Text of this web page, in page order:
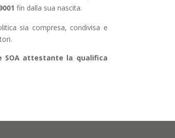
fin dalla sua nascita.
sia compresa, condivisa e
SOA attestante la qualifica